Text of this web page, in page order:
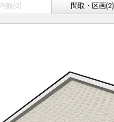
内観(0) 間取・区画(2)